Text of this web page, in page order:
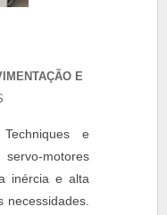
E
e
motores
inércia e alta